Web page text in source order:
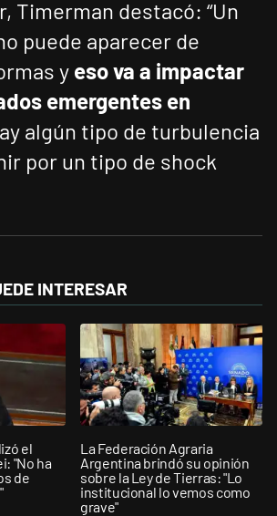
Timerman destacó: “Un
puede aparecer de
y eso va a impactar
emergentes en
algún tipo de turbulencia
por un tipo de shock
INTERESAR
el
"No ha
de
La Federación Agraria
Argentina brindó su opinión
sobre la Ley de Tierras: "Lo
institucional lo vemos como
grave"